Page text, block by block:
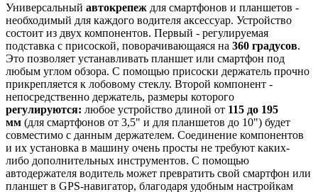
Универсальный автокрепеж для смартфонов и планшетов -
необходимый для каждого водителя аксессуар. Устройство
состоит из двух компонентов. Первый - регулируемая
подставка с присоской, поворачивающаяся на 360 градусов.
Это позволяет устанавливать планшет или смартфон под
любым углом обзора. С помощью присоски держатель прочно
прикрепляется к лобовому стеклу. Второй компонент -
непосредственно держатель, размеры которого
регулируются: любое устройство длиной от 115 до 195
мм (для смартфонов от 3,5" и для планшетов до 10") будет
совместимо с данным держателем. Соединение компонентов
и их установка в машину очень просты не требуют каких-
либо дополнительных инструментов. С помощью
автодержателя водитель может превратить свой смартфон или
планшет в GPS-навигатор, благодаря удобным настройкам